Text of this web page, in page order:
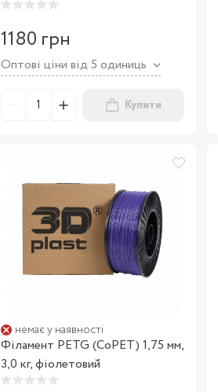
1180 грн
Оптові ціни від 5 одиниць
Купити
немає у наявності
Філамент PETG (CoPET) 1,75 мм,
3,0 кг, фіолетовий